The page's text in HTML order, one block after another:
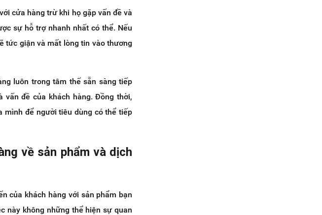
cửa hàng trừ khi họ gặp vấn đề và
sự hỗ trợ nhanh nhất có thể. Nếu
tức giận và mất lòng tin vào thương
luôn trong tâm thế sẵn sàng tiếp
vấn đề của khách hàng. Đồng thời,
mình để người tiêu dùng có thể tiếp
về sản phẩm và dịch
của khách hàng với sản phẩm bạn
này không những thể hiện sự quan